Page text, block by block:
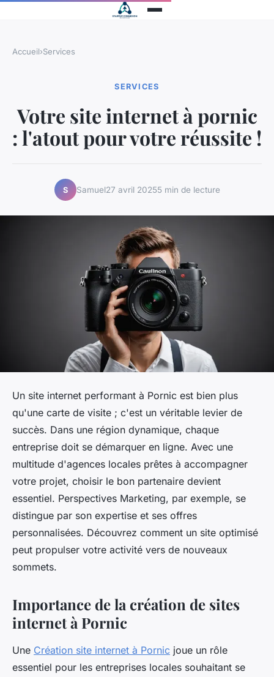
Accueil›Services
SERVICES
Votre site internet à pornic
: l'atout pour votre réussite !
S Samuel27 avril 20255 min de lecture
Un site internet performant à Pornic est bien plus
qu'une carte de visite ; c'est un véritable levier de
succès. Dans une région dynamique, chaque
entreprise doit se démarquer en ligne. Avec une
multitude d'agences locales prêtes à accompagner
votre projet, choisir le bon partenaire devient
essentiel. Perspectives Marketing, par exemple, se
distingue par son expertise et ses offres
personnalisées. Découvrez comment un site optimisé
peut propulser votre activité vers de nouveaux
sommets.
Importance de la création de sites
internet à Pornic
Une Création site internet à Pornic joue un rôle
essentiel pour les entreprises locales souhaitant se